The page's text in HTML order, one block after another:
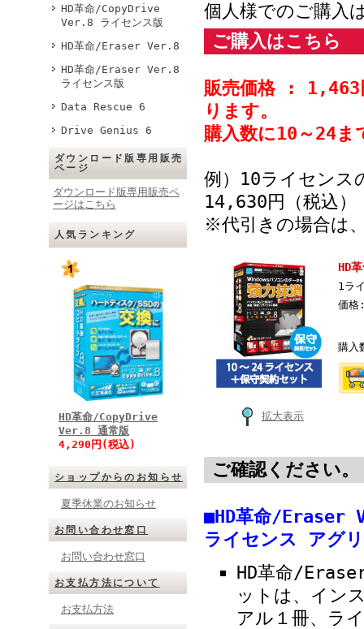
HD革命/CopyDrive
Ver.8 ライセンス版
HD革命/Eraser Ver.8
HD革命/Eraser Ver.8
ライセンス版
Data Rescue 6
Drive Genius 6
ダウンロード版専用販売
ページ
ダウンロード版専用販売ペ
ージはこちら
人気ランキング
HD革命/CopyDrive
Ver.8 通常版
4,290円(税込)
ショップからのお知らせ
夏季休業のお知らせ
お問い合わせ窓口
お問い合わせ窓口
お支払方法について
お支払方法
個人様でのご購入
ご購入はこちら
販売価格 : 1,463
ります。
購入数に10～24ま
例）10ライセン
14,630円（税込）
※代引きの場合は
拡大表示
HD
1ラ
価格
購入
ご確認ください。
■HD革命/Eraser
ライセンス アグ
HD革命/
ットは、イン
アル１冊、ラ